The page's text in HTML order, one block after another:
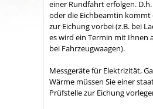
einer Rundfahrt erfolgen.
oder die Eichbeamtin
zur Eichung vorbei (z.B. bei
es wird ein Termin mit Ihnen
bei Fahrzeugwaagen).
Messgeräte für Elektrizität,
Wärme müssen Sie einer
Prüfstelle zur Eichung